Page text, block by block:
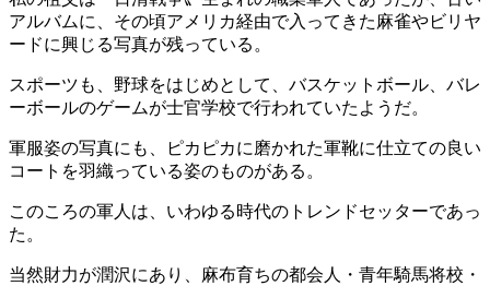
アルバムに、その頃アメリカ経由で入ってきた麻雀やビリヤ
ードに興じる写真が残っている。
スポーツも、野球をはじめとして、バスケットボール、バレ
ーボールのゲームが士官学校で行われていたようだ。
軍服姿の写真にも、ピカピカに磨かれた軍靴に仕立ての良い
コートを羽織っている姿のものがある。
このころの軍人は、いわゆる時代のトレンドセッターであっ
た。
当然財力が潤沢にあり、麻布育ちの都会人・青年騎馬将校・